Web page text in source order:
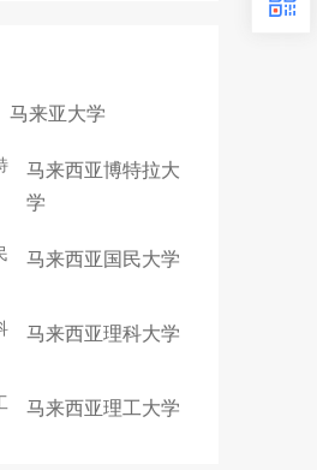
马来亚大学
马来西亚博特拉大
学
马来西亚国民大学
马来西亚理科大学
马来西亚理工大学